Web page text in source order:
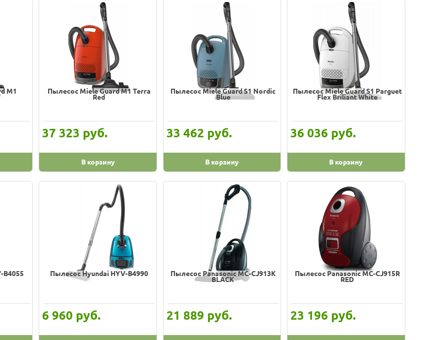
M1 Пылесос Miele Guard M1 Terra
Red
37 323 руб.
В корзину
Пылесос Miele Guard S1 Nordic
Blue
33 462 руб.
В корзину
Пылесос Miele Guard S1 Parguet
Flex Briliant White
36 036 руб.
В корзину
B4055 Пылесос Hyundai HYV-B4990
6 960 руб.
Пылесос Panasonic MC-CJ913K
BLACK
21 889 руб.
Пылесос Panasonic MC-CJ915R
RED
23 196 руб.